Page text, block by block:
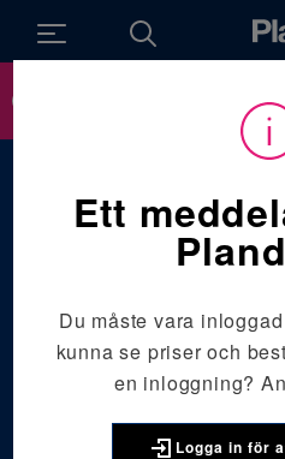
läs mer om hur det
Sterilisering, desinficering, rengöring
Borr- och instrumentrengöring och
Borr- och
ing och
Ett
Du måste vara
kunna se priser och
en inloggning?
Logga in för